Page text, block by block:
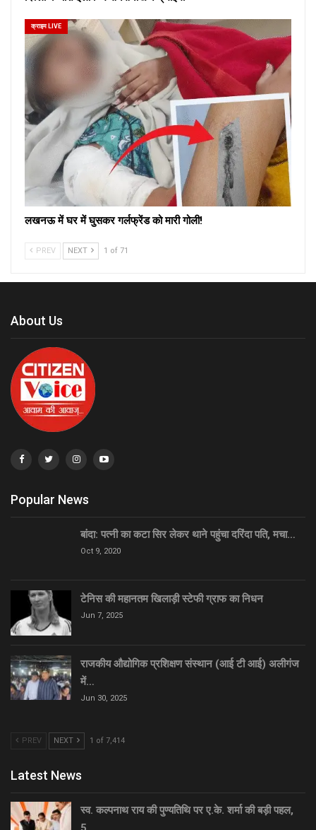
क्राइम LIVE
लखनऊ में घर में घुसकर गर्लफ्रेंड को मारी गोली!
PREV NEXT 1 of 71
About Us
Popular News
बांदा: पत्नी का कटा सिर लेकर थाने पहुंचा दरिंदा पति, मचा…
Oct 9, 2020
टेनिस की महानतम खिलाड़ी स्टेफी ग्राफ का निधन
Jun 7, 2025
राजकीय औद्योगिक प्रशिक्षण संस्थान (आई टी आई) अलीगंज
में…
Jun 30, 2025
PREV NEXT 1 of 7,414
Latest News
स्व. कल्पनाथ राय की पुण्यतिथि पर ए.के. शर्मा की बड़ी पहल,